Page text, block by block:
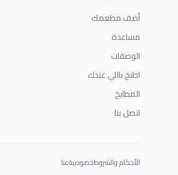
أضف مطعمك
مساعدة
الوصفات
اطبخ باللي عندك
المطابخ
اتصل بنا
الأحكام والشروطخصوصيةعنا